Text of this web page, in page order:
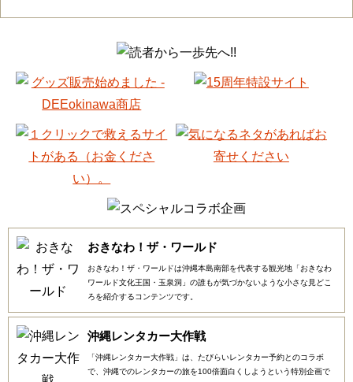
おきなわ！ザ・ワールド
おきなわ！ザ・ワールドは沖縄本島南部を代表する観光地「おきなわ
ワールド文化王国・玉泉洞」の誰もが気づかないような小さな見どこ
ろを紹介するコンテンツです。
沖縄レンタカー大作戦
「沖縄レンタカー大作戦」は、たびらいレンタカー予約とのコラボ
で、沖縄でのレンタカーの旅を100倍面白くしようという特別企画で